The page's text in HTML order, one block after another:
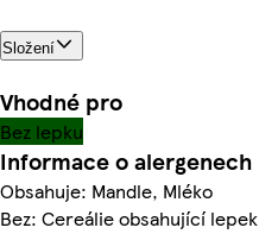
Složení
Vhodné pro
Bez lepku
Informace o alergenech
Obsahuje: Mandle, Mléko
Bez: Cereálie obsahující lepek